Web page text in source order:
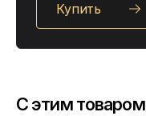
Купить
C этим